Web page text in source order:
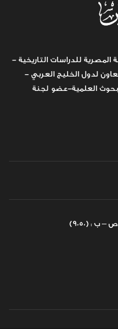
للدراسات التاريخية -
لدول الخليج العربي -
العلمية-عضو لجنة
: (9050)